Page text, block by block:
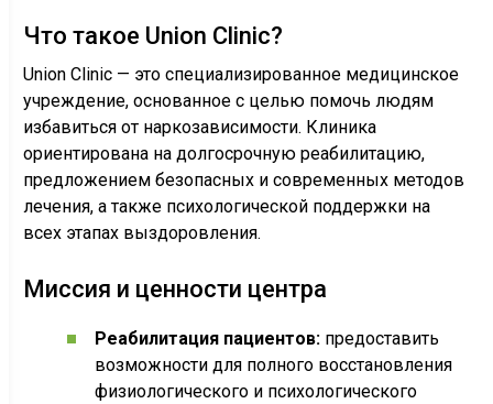
Что такое Union Clinic?
Union Clinic — это специализированное медицинское
учреждение, основанное с целью помочь людям
избавиться от наркозависимости. Клиника
ориентирована на долгосрочную реабилитацию,
предложением безопасных и современных методов
лечения, а также психологической поддержки на
всех этапах выздоровления.
Миссия и ценности центра
Реабилитация пациентов:предоставить
возможности для полного восстановления
физиологического и психологического